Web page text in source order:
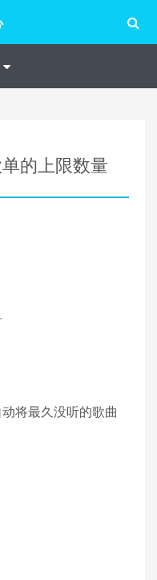
的上限数量
将最久没听的歌曲